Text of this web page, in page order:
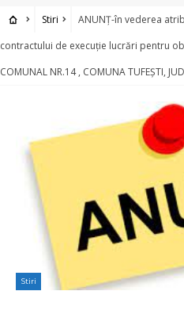
Stiri
ANUNȚ-în vederea
contractului de execuție lucrări pentru
COMUNAL NR.14 , COMUNA TUFEȘTI,
Stiri